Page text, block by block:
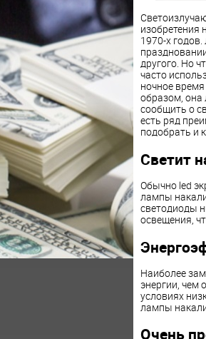
изобретения
1970-х
другого. Но
часто
ночное
образом, она
сообщить о
есть ряд
подобрать и
Светит
Обычно led
лампы
светодиоды
освещения,
Наиболее
энергии, чем
условиях
лампы
Очень